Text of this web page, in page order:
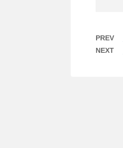
PREV
NEXT